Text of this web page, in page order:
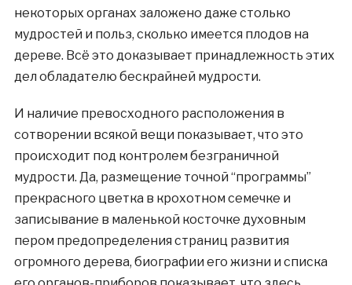
некоторых органах заложено даже столько
мудростей и польз, сколько имеется плодов на
дереве. Всё это доказывает принадлежность этих
дел обладателю бескрайней мудрости.
И наличие превосходного расположения в
сотворении всякой вещи показывает, что это
происходит под контролем безграничной
мудрости. Да, размещение точной “программы”
прекрасного цветка в крохотном семечке и
записывание в маленькой косточке духовным
пером предопределения страниц развития
огромного дерева, биографии его жизни и списка